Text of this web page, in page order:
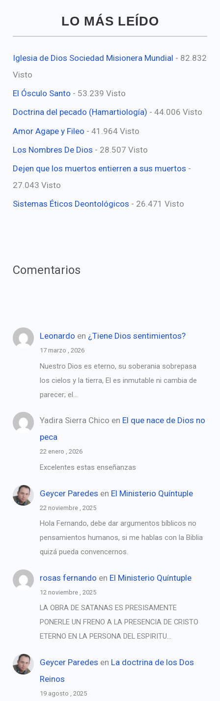
LO MÁS LEÍDO
Iglesia de Dios Sociedad Misionera Mundial - 82.832
Visto
El Ósculo Santo - 53.239 Visto
Doctrina del pecado (Hamartiología) - 44.006 Visto
Amor Agape y Fileo - 41.964 Visto
Los Nombres De Dios - 28.507 Visto
Dejen que los muertos entierren a sus muertos -
27.043 Visto
Sistemas Éticos Deontológicos - 26.471 Visto
Comentarios
Leonardo en ¿Tiene Dios sentimientos?
17 marzo , 2026
Nuestro Dios es eterno, su soberania sobrepasa
los cielos y la tierra, El es inmutable ni cambia de
parecer; el…
Yadira Sierra Chico en El que nace de Dios no
peca
22 enero , 2026
Excelentes estas enseñanzas
Geycer Paredes en El Ministerio Quíntuple
22 noviembre , 2025
Hola Fernando, debe dar argumentos bíblicos no
pensamientos humanos, si me hablas con la Biblia
quizá pueda convencernos.
rosas fernando en El Ministerio Quíntuple
12 noviembre , 2025
LA OBRA DE SATANAS ES PRESISAMENTE
PONERLE UN FRENO A LA PRESENCIA DE CRISTO
ETERNO EN LA PERSONA DEL ESPIRITU…
Geycer Paredes en La doctrina de los Dos
Reinos
19 agosto , 2025